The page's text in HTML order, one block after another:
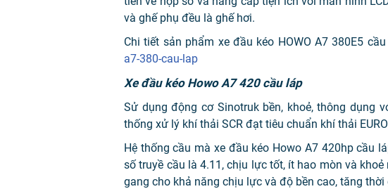
và ghế phụ đều là ghế hơi.
Chi tiết sản phẩm xe đầu kéo HOWO A7 380E5
a7-380-cau-lap
Xe đầu kéo Howo A7 420 cầu láp
Sử dụng động cơ Sinotruk bền, khoẻ, thông dụng
thống xử lý khí thải SCR đạt tiêu chuẩn khí thải
Hệ thống cầu mà xe đầu kéo Howo A7 420hp cầu
số truyề cầu là 4.11, chịu lực tốt, ít hao mòn và
gang cho khả năng chịu lực và độ bền cao, tăng